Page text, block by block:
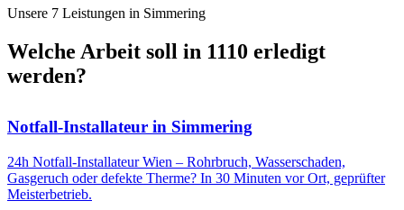
Unsere 7 Leistungen in Simmering
Welche Arbeit soll in 1110 erledigt
werden?
Notfall-Installateur in Simmering
24h Notfall-Installateur Wien – Rohrbruch, Wasserschaden,
Gasgeruch oder defekte Therme? In 30 Minuten vor Ort, geprüfter
Meisterbetrieb.